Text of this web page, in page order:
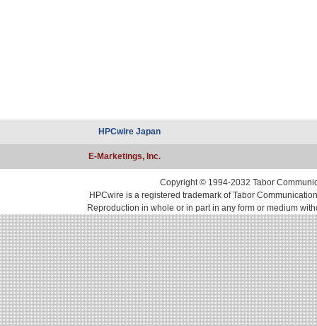
HPCwire Japan
E-Marketings, Inc.
Copyright © 1994-2032 Tabor
HPCwire is a registered trademark of Tabor
Reproduction in whole or in part in any form or medium